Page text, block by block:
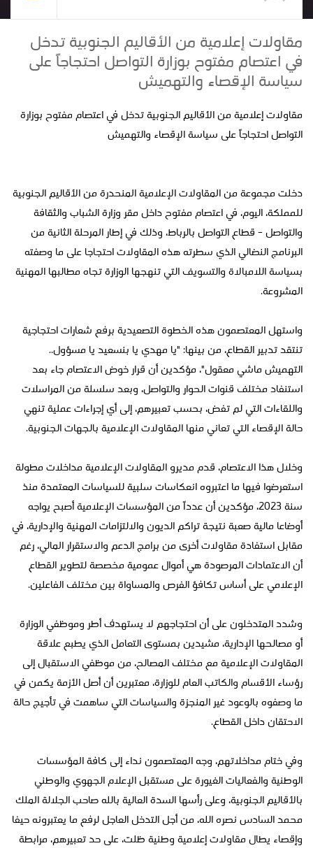
مقاولات إعلامية من الأقاليم الجنوبية تدخل
في اعتصام مفتوح بوزارة التواصل احتجاجاً على
سياسة الإقصاء والتهميش
مقاولات إعلامية من الأقاليم الجنوبية تدخل في اعتصام مفتوح بوزارة
التواصل احتجاجاً على سياسة الإقصاء والتهميش
دخلت مجموعة من المقاولات الإعلامية المنحدرة من الأقاليم الجنوبية
للمملكة، اليوم، في اعتصام مفتوح داخل مقر وزارة الشباب والثقافة
والتواصل – قطاع التواصل بالرباط، وذلك في إطار المرحلة الثانية من
البرنامج النضالي الذي سطرته هذه المقاولات احتجاجا على ما وصفته
بسياسة اللامبالاة والتسويف التي تنهجها الوزارة تجاه مطالبها المهنية
المشروعة.
واستهل المعتصمون هذه الخطوة التصعيدية برفع شعارات احتجاجية
تنتقد تدبير القطاع، من بينها: "يا مهدي يا بنسعيد يا مسؤول..
التهميش ماشي معقول"، مؤكدين أن قرار خوض الاعتصام جاء بعد
استنفاد مختلف قنوات الحوار والتواصل، وبعد سلسلة من المراسلات
واللقاءات التي لم تفض، بحسب تعبيرهم، إلى أي إجراءات عملية تنهي
حالة الإقصاء التي تعاني منها المقاولات الإعلامية بالجهات الجنوبية.
وخلال هذا الاعتصام، قدم مديرو المقاولات الإعلامية مداخلات مطولة
استعرضوا فيها ما اعتبروه انعكاسات سلبية للسياسات المعتمدة منذ
سنة 2023، مؤكدين أن عدداً من المؤسسات الإعلامية أصبح يواجه
أوضاعا مالية صعبة نتيجة تراكم الديون والالتزامات المهنية والإدارية، في
مقابل استفادة مقاولات أخرى من برامج الدعم والاستقرار المالي، رغم
أن الاعتمادات المرصودة هي أموال عمومية مخصصة لتطوير القطاع
الإعلامي على أساس تكافؤ الفرص والمساواة بين مختلف الفاعلين.
وشدد المتدخلون على أن احتجاجهم لا يستهدف أطر وموظفي الوزارة
أو مصالحها الإدارية، مشيدين بمستوى التعامل الذي يطبع علاقة
المقاولات الإعلامية مع مختلف المصالح، من موظفي الاستقبال إلى
رؤساء الأقسام والكاتب العام للوزارة، معتبرين أن أصل الأزمة يكمن في
ما وصفوه بالوعود غير المنجزة والسياسات التي ساهمت في تأجيج حالة
الاحتقان داخل القطاع.
وفي ختام مداخلاتهم، وجه المعتصمون نداء إلى كافة المؤسسات
الوطنية والفعاليات الغيورة على مستقبل الإعلام الجهوي والوطني
بالأقاليم الجنوبية، وعلى رأسها السدة العالية بالله صاحب الجلالة الملك
محمد السادس نصره الله، من أجل التدخل العاجل لرفع ما يعتبرونه حيفا
وإقصاء يطال مقاولات إعلامية وطنية ظلت، على حد تعبيرهم، مرابطة